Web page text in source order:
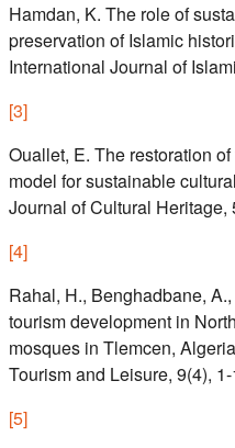
Hamdan, K. The role of
preservation of Islamic
International Journal of
[3]
Ouallet, E. The restoration
model for sustainable
Journal of Cultural Heritage,
[4]
Rahal, H., Benghadbane,
tourism development in
mosques in Tlemcen,
Tourism and Leisure, 9(4),
[5]